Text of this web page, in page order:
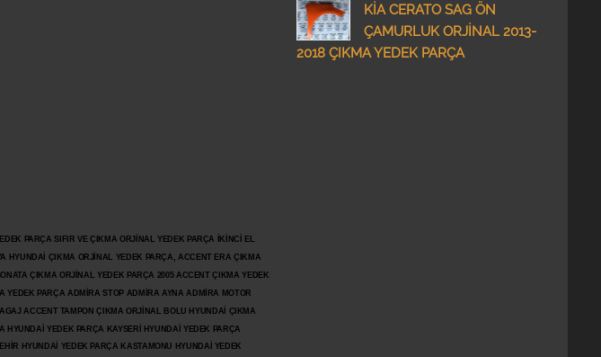
PARÇA SIFIR VE ÇIKMA ORJİNAL YEDEK PARÇA İKİNCİ EL
HYUNDAİ ÇIKMA ORJİNAL YEDEK PARÇA, ACCENT ERA ÇIKMA
ÇIKMA ORJİNAL YEDEK PARÇA 2005 ACCENT ÇIKMA YEDEK
PARÇA ADMİRA STOP ADMİRA AYNA ADMİRA MOTOR
ACCENT TAMPON ÇIKMA ORJİNAL BOLU HYUNDAİ ÇIKMA
YEDEK PARÇA KAYSERİ HYUNDAİ YEDEK PARÇA
HYUNDAİ YEDEK PARÇA KASTAMONU HYUNDAİ YEDEK
KİA CERATO SAG ÖN
ÇAMURLUK ORJİNAL 2013-
2018 ÇIKMA YEDEK PARÇA